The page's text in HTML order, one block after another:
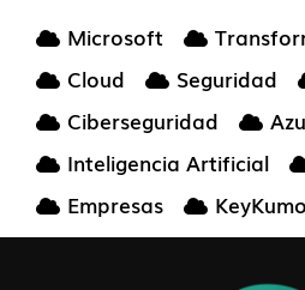
Microsoft
Cloud
Seguridad
Ciberseguridad
Inteligencia Artificial
Empresas
KeyKumo